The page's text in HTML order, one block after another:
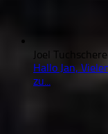
Joel
Hallo Jan,
zu...